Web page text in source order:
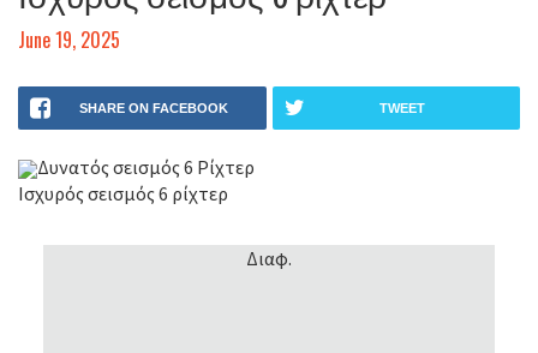
June 19, 2025
SHARE ON FACEBOOK TWEET
Δυνατός σεισμός 6 Ρίχτερ
Ισχυρός σεισμός 6 ρίχτερ
Διαφ.